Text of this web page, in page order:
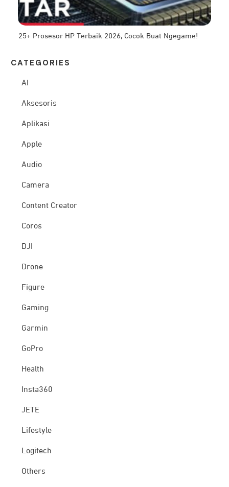
25+ Prosesor HP Terbaik 2026, Cocok Buat Ngegame!
CATEG ORIES
AI
Aksesoris
Aplikasi
Apple
Audio
Camera
Content Creator
Coros
DJI
Drone
Figure
Gaming
Garmin
GoPro
Health
Insta360
JETE
Lifestyle
Logitech
Others